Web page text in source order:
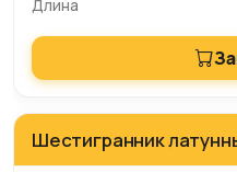
Шестигранник